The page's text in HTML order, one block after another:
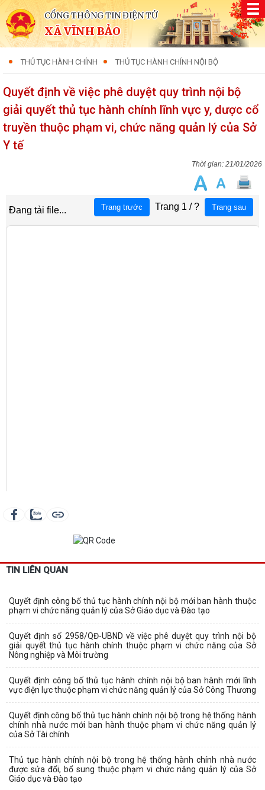
CỔNG THÔNG TIN ĐIỆN TỬ
XÃ VĨNH BẢO
THỦ TỤC HÀNH CHÍNH THỦ TỤC HÀNH CHÍNH NỘI BỘ
Quyết định về việc phê duyệt quy trình nội bộ
giải quyết thủ tục hành chính lĩnh vực y, dược cổ
truyền thuộc phạm vi, chức năng quản lý của Sở
Y tế
21/01/2026
TIN LIÊN QUAN
Quyết định công bố thủ tục hành chính nội bộ mới ban hành thuộc
phạm vi chức năng quản lý của Sở Giáo dục và Đào tạo
Quyết định số 2958/QĐ-UBND về việc phê duyệt quy trình nội bộ
giải quyết thủ tục hành chính thuộc phạm vi chức năng của Sở
Nông nghiệp và Môi trường
Quyết định công bố thủ tục hành chính nội bộ ban hành mới lĩnh
vực điện lực thuộc phạm vi chức năng quản lý của Sở Công Thương
Quyết định công bố thủ tục hành chính nội bộ trong hệ thống hành
chính nhà nước mới ban hành thuộc phạm vi chức năng quản lý
của Sở Tài chính
Thủ tục hành chính nội bộ trong hệ thống hành chính nhà nước
được sửa đổi, bổ sung thuộc phạm vi chức năng quản lý của Sở
Giáo dục và Đào tạo